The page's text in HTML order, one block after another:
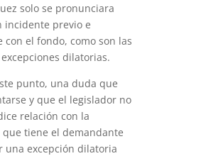
solo se pronunciara
incidente previo e
con el fondo, como son las
dilatorias.
punto, una duda que
y que el legislador no
relación con la
tiene el demandante
una excepción dilatoria